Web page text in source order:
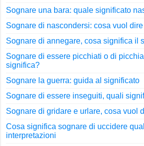
Sognare una bara: quale significato
Sognare di nascondersi: cosa vuol
Sognare di annegare, cosa significa il
Sognare di essere picchiati o di
significa?
Sognare la guerra: guida al significato
Sognare di essere inseguiti, quali
Sognare di gridare e urlare, cosa vuol
Cosa significa sognare di uccidere
interpretazioni